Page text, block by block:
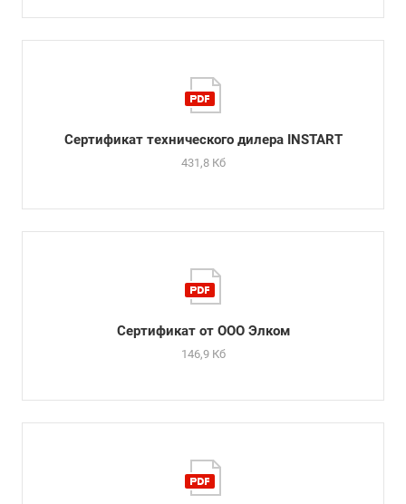
Сертификат технического дилера INSTART
431,8 Кб
Сертификат от ООО Элком
146,9 Кб